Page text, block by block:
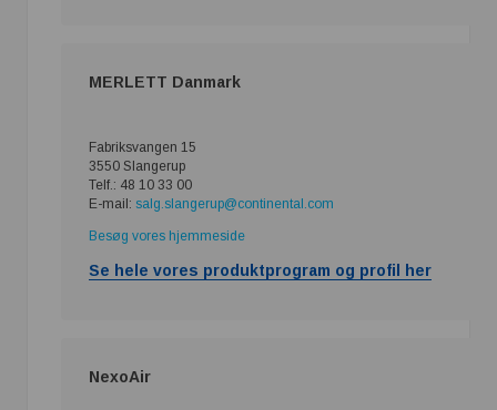
MERLETT Danmark
Fabriksvangen 15
3550 Slangerup
Telf.: 48 10 33 00
E-mail: salg.slangerup@continental.com
Besøg vores hjemmeside
Se hele vores produktprogram og profil her
NexoAir